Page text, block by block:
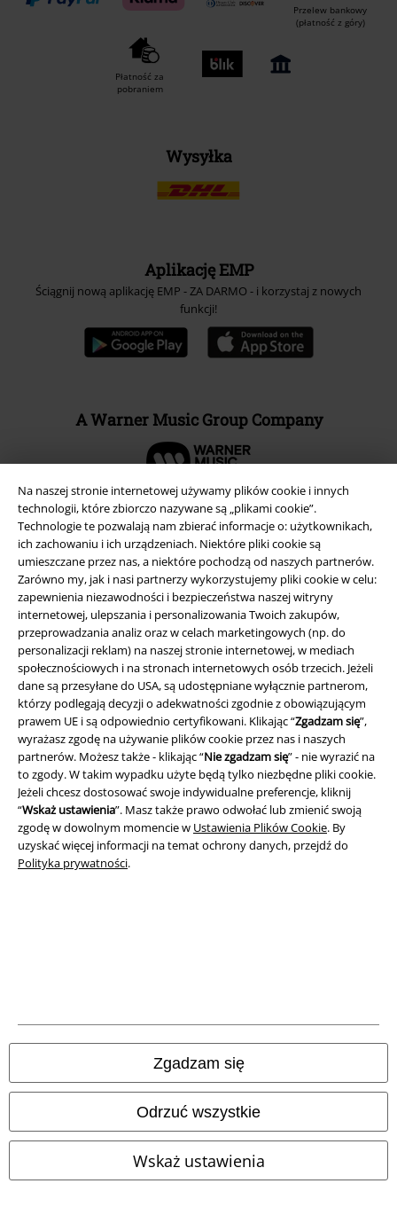
Na naszej stronie internetowej używamy plików cookie i innych
technologii, które zbiorczo nazywane są „plikami cookie”.
Technologie te pozwalają nam zbierać informacje o: użytkownikach,
ich zachowaniu i ich urządzeniach. Niektóre pliki cookie są
umieszczane przez nas, a niektóre pochodzą od naszych partnerów.
Zarówno my, jak i nasi partnerzy wykorzystujemy pliki cookie w celu:
zapewnienia niezawodności i bezpieczeństwa naszej witryny
internetowej, ulepszania i personalizowania Twoich zakupów,
przeprowadzania analiz oraz w celach marketingowych (np. do
personalizacji reklam) na naszej stronie internetowej, w mediach
społecznościowych i na stronach internetowych osób trzecich. Jeżeli
dane są przesyłane do USA, są udostępniane wyłącznie partnerom,
którzy podlegają decyzji o adekwatności zgodnie z obowiązującym
prawem UE i są odpowiednio certyfikowani. Klikając “Zgadzam się”,
wyrażasz zgodę na używanie plików cookie przez nas i naszych
partnerów. Możesz także - klikając “Nie zgadzam się” - nie wyrazić na
to zgody. W takim wypadku użyte będą tylko niezbędne pliki cookie.
Jeżeli chcesz dostosować swoje indywidualne preferencje, kliknij
“Wskaż ustawienia”. Masz także prawo odwołać lub zmienić swoją
zgodę w dowolnym momencie w Ustawienia Plików Cookie. By
uzyskać więcej informacji na temat ochrony danych, przejdź do
Polityka prywatności.
Zgadzam się
Odrzuć wszystkie
Wskaż ustawienia
Przelew bankowy
(płatność z góry)
Płatność za
pobraniem
Wysyłka
Aplikację EMP
Ściągnij nową aplikację EMP - ZA DARMO - i korzystaj z nowych
funkcji!
A Warner Music Group Company
Informacje prawne
Regulamin
Dane firmy
Polityka prywatności
Unieszkodliwianie odpadów i ochrona środowiska
Deklaracja Zgodności
Wszystkie ceny zawierają podatek VAT. Nie zawierająkosztów
wysyłki.
© 1986-2026 E.M.P. Merchandising HGmbH
Sklepy internetowe EMP